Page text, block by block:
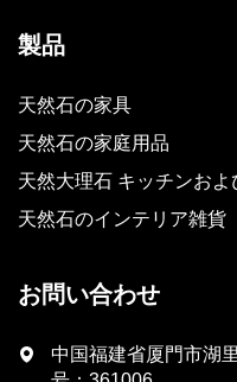
製品
天然石の家具
天然石の家庭用品
天然大理石 キッチンお
天然石のインテリア雑貨
お問い合わせ
中国福建省厦門市湖